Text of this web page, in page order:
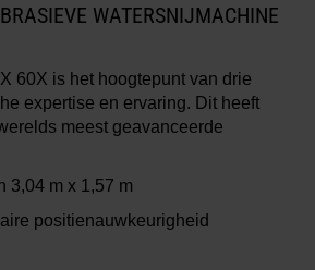
WATERSNIJMACHINE
60X is het hoogtepunt van drie
expertise en ervaring. Dit heeft
meest geavanceerde
3,04 m x 1,57 m
positienauwkeurigheid